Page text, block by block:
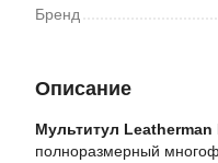
Бренд
Описание
Мультитул Leatherman
полноразмерный